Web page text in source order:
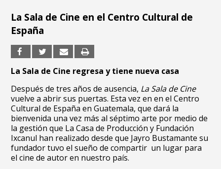
La Sala de Cine en el Centro Cultural de
España
La Sala de Cine regresa y tiene nueva casa
Después de tres años de ausencia, La Sala de Cine
vuelve a abrir sus puertas. Esta vez en en el Centro
Cultural de España en Guatemala, que dará la
bienvenida una vez más al séptimo arte por medio de
la gestión que La Casa de Producción y Fundación
Ixcanul han realizado desde que Jayro Bustamante su
fundador tuvo el sueño de compartir un lugar para
el cine de autor en nuestro país.